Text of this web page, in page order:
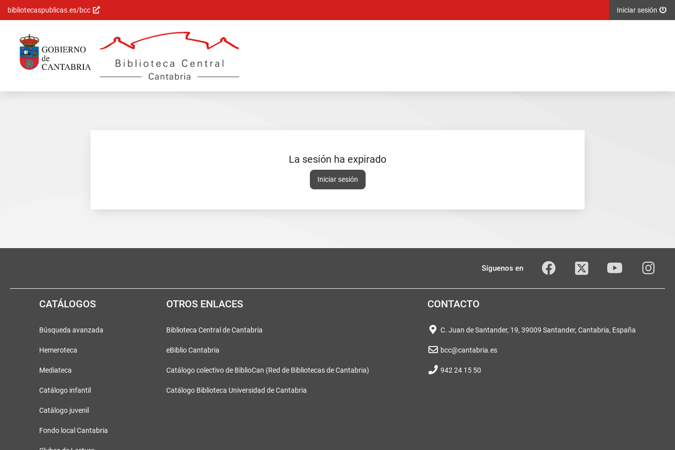
Saltar al
principal
bibliotecaspublicas.es/bcc Iniciar sesión
Sesión
expirada
La sesión ha expirado
Iniciar sesión
Síguenos en Facebook Twitter youTube
CATÁLOGOS
Búsqueda avanzada
Hemeroteca
Mediateca
Catálogo infantil
Catálogo juvenil
Fondo local Cantabria
OTROS ENLACES
Biblioteca Central de Cantabria
eBiblio Cantabria
Catálogo colectivo de BiblioCan (Red de Bibliotecas de Cantabria)
Catálogo Biblioteca Universidad de Cantabria
CONTACTO
C. Juan de Santander, 19, 39009 Santander, Cantabria, España
bcc@cantabria.es
942 24 15 50